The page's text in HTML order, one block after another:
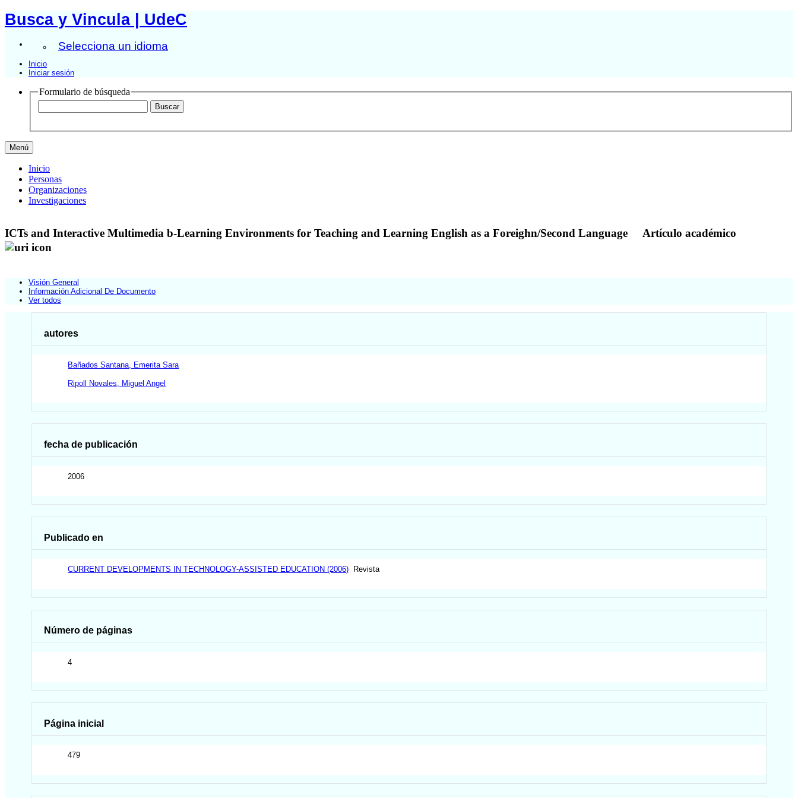
Busca y Vincula | UdeC
Selecciona un idioma
Inicio
Iniciar sesión
Formulario de búsqueda
Menú
Inicio
Personas
Organizaciones
Investigaciones
ICTs and Interactive Multimedia b-Learning Environments for Teaching and Learning English as a Foreighn/Second Language Artículo académico
Visión General
Información Adicional De Documento
Ver todos
autores
Bañados Santana, Emerita Sara
Ripoll Novales, Miguel Angel
fecha de publicación
2006
Publicado en
CURRENT DEVELOPMENTS IN TECHNOLOGY-ASSISTED EDUCATION (2006) Revista
Número de páginas
4
Página inicial
479